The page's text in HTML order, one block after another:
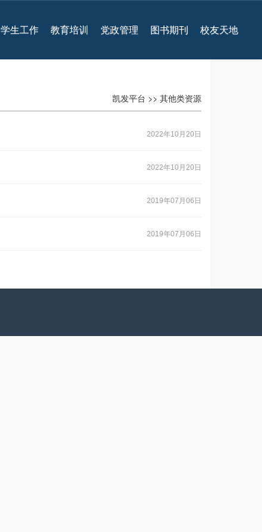
学生工作 教育培训 党政管理 图书期刊 校友天地
凯发平台 >> 其他类资源
2022年10月20日
2022年10月20日
2019年07月06日
2019年07月06日